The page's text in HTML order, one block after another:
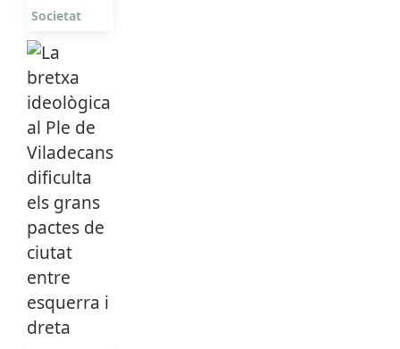
Societat